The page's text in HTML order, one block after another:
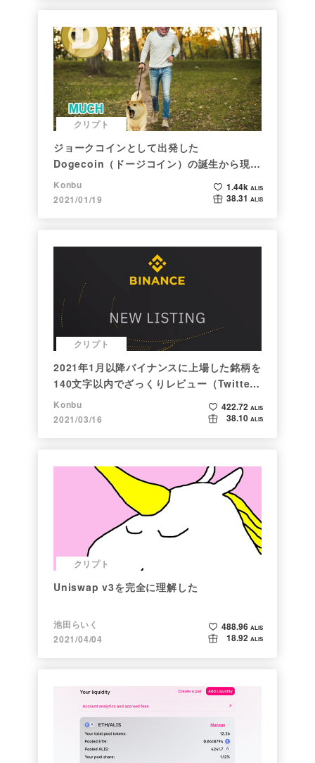
クリプト
ジョークコインとして出発した
Dogecoin（ドージコイン）の誕生から現在
まで。注目される非証券性🐶
Konbu
2021/01/19
1.44k ALIS
38.31 ALIS
クリプト
2021年1月以降バイナンスに上場した銘柄を
140文字以内でざっくりレビュー（Twitter
向け情報まとめ）
Konbu
2021/03/16
422.72 ALIS
38.10 ALIS
クリプト
Uniswap v3を完全に理解した
池田らいく
2021/04/04
488.96 ALIS
18.92 ALIS